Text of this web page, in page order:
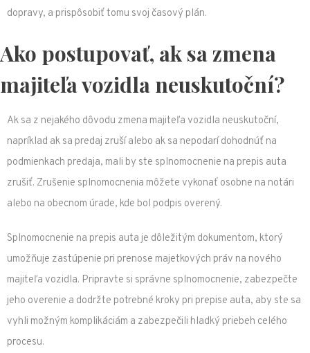
dopravy, a prispôsobiť tomu svoj časový plán.
Ako postupovať, ak sa zmena
majiteľa vozidla neuskutoční?
Ak sa z nejakého dôvodu zmena majiteľa vozidla neuskutoční,
napríklad ak sa predaj zruší alebo ak sa nepodarí dohodnúť na
podmienkach predaja, mali by ste splnomocnenie na prepis auta
zrušiť. Zrušenie splnomocnenia môžete vykonať osobne na notári
alebo na obecnom úrade, kde bol podpis overený.
Splnomocnenie na prepis auta je dôležitým dokumentom, ktorý
umožňuje zastúpenie pri prenose majetkových práv na nového
majiteľa vozidla. Pripravte si správne splnomocnenie, zabezpečte
jeho overenie a dodržte potrebné kroky pri prepise auta, aby ste sa
vyhli možným komplikáciám a zabezpečili hladký priebeh celého
procesu.